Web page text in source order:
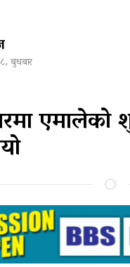
बुधबार
एमालेको